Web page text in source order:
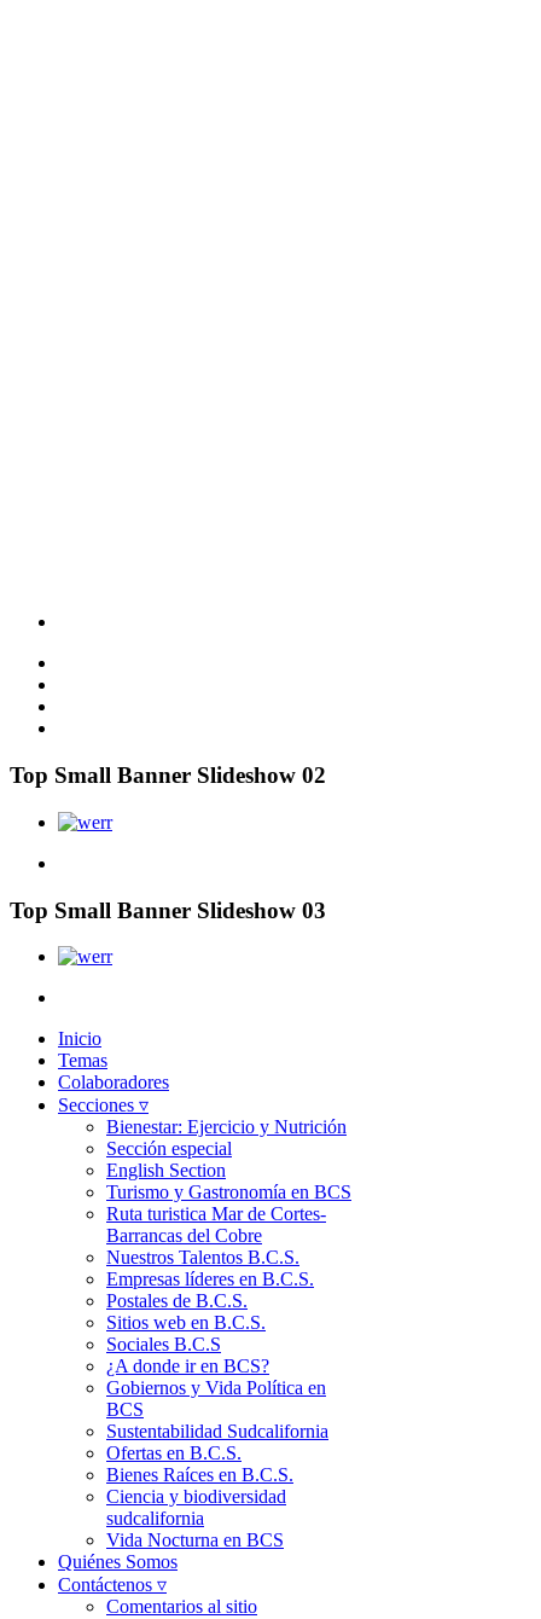
Top Small Banner Slideshow 02
Top Small Banner Slideshow 03
Inicio
Temas
Colaboradores
Secciones ▿
Bienestar: Ejercicio y Nutrición
Sección especial
English Section
Turismo y Gastronomía en BCS
Ruta turistica Mar de Cortes-
Barrancas del Cobre
Nuestros Talentos B.C.S.
Empresas líderes en B.C.S.
Postales de B.C.S.
Sitios web en B.C.S.
Sociales B.C.S
¿A donde ir en BCS?
Gobiernos y Vida Política en
BCS
Sustentabilidad Sudcalifornia
Ofertas en B.C.S.
Bienes Raíces en B.C.S.
Ciencia y biodiversidad
sudcalifornia
Vida Nocturna en BCS
Quiénes Somos
Contáctenos ▿
Comentarios al sitio